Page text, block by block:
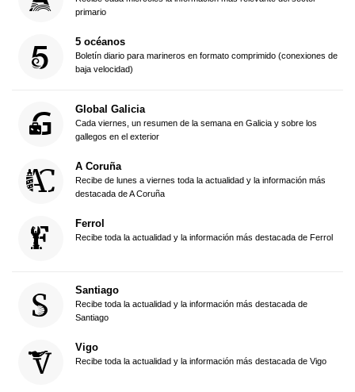
primario
5 océanos
Boletín diario para marineros en formato comprimido (conexiones de
baja velocidad)
Global Galicia
Cada viernes, un resumen de la semana en Galicia y sobre los
gallegos en el exterior
A Coruña
Recibe de lunes a viernes toda la actualidad y la información más
destacada de A Coruña
Ferrol
Recibe toda la actualidad y la información más destacada de Ferrol
Santiago
Recibe toda la actualidad y la información más destacada de
Santiago
Vigo
Recibe toda la actualidad y la información más destacada de Vigo